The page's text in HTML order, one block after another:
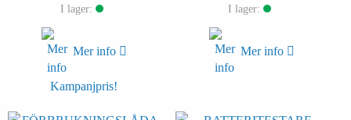
I lager:
Mer info
Kampanjpris!
I lager:
Mer info